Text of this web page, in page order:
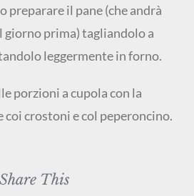
preparare il pane (che andrà
prima) tagliandolo a
leggermente in forno.
porzioni a cupola con la
coi crostoni e col peperoncino.
Share This